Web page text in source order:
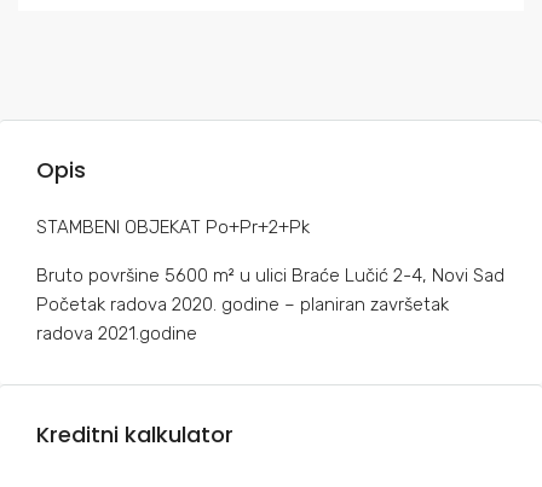
Opis
STAMBENI OBJEKAT Po+Pr+2+Pk
Bruto površine 5600 m² u ulici Braće Lučić 2-4, Novi Sad
Početak radova 2020. godine – planiran završetak
radova 2021.godine
Kreditni kalkulator